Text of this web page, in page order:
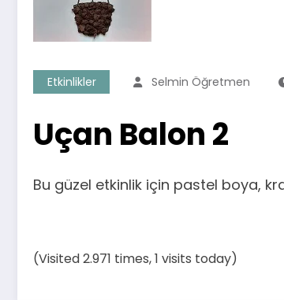
Etkinlikler Selmin Öğretmen
Uçan Balon 2
Bu güzel etkinlik için pastel boya,
(Visited 2.971 times, 1 visits today)